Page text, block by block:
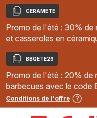
Copier
CERAMETE
Promo de l'été : 30% de
et casseroles en
Copier
BBQETE26
Promo de l'été : 20% de
barbecues avec le code
Conditions de l'offre